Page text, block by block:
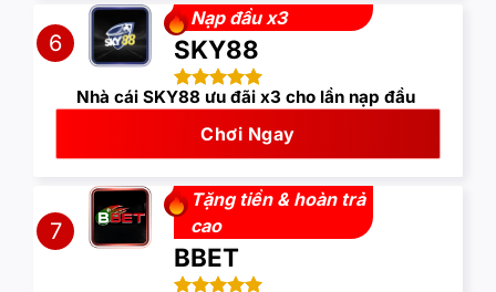
6
Nạp đầu x3
SKY88
Nhà cái SKY88 ưu đãi x3 cho lần nạp đầu
Chơi Ngay
7
Tặng tiền & hoàn trả
cao
BBET